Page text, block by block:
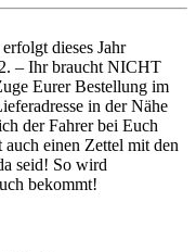
dieses Jahr
– Ihr braucht NICHT
Eurer Bestellung im
in der Nähe
der Fahrer bei Euch
einen Zettel mit den
seid! So wird
bekommt!